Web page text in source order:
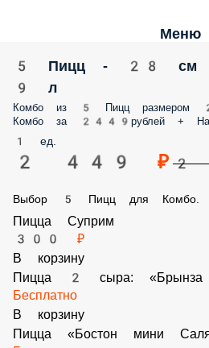
Меню
5 Пицц - 28 см +
Комбо из 5 Пицц размером 28 см.
1 ед.
2 449 ₽
Пицца Суприм
300 ₽
В корзину
Пицца 2 сыра: «Брынза +
Бесплатно
В корзину